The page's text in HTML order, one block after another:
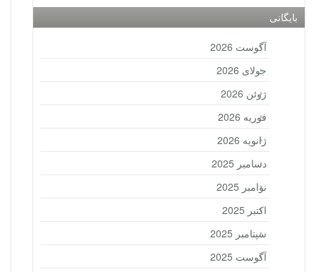
بایگانی
آگوست 2026
جولای 2026
ژوئن 2026
فوریه 2026
ژانویه 2026
دسامبر 2025
نوامبر 2025
اکتبر 2025
سپتامبر 2025
آگوست 2025